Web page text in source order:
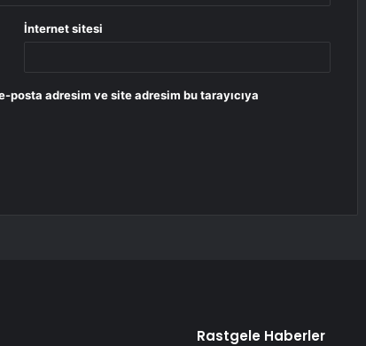
İnternet sitesi
posta adresim ve site adresim bu tarayıcıya
Rastgele Haberler